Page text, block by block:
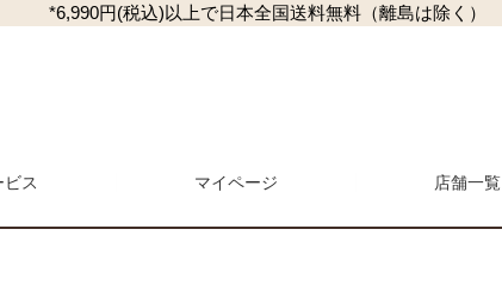
*6,990円(税込)以上で日本全国送料無料（離島は除く）
ス マイページ 店舗一覧
検索